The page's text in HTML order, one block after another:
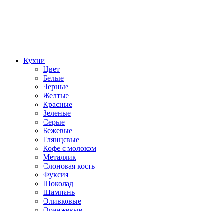
Кухни
Цвет
Белые
Черные
Желтые
Красные
Зеленые
Серые
Бежевые
Глянцевые
Кофе с молоком
Металлик
Слоновая кость
Фуксия
Шоколад
Шампань
Оливковые